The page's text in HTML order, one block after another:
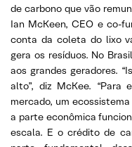
de carbono que vão
Ian McKeen, CEO e co-
conta da coleta do lixo
gera os resíduos. No
aos grandes geradores.
alto”, diz McKee. “Para
mercado, um
a parte econômica
escala. E o crédito de